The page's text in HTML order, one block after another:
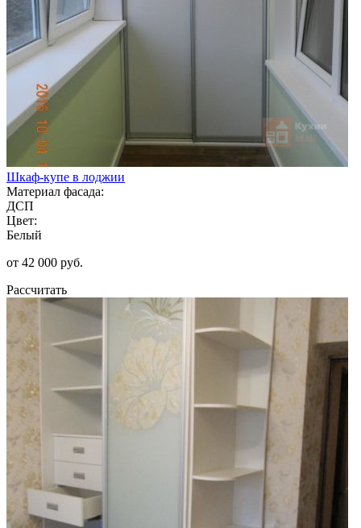
Шкаф-купе в лоджии
Материал фасада:
ДСП
Цвет:
Белый
от 42 000 руб.
Рассчитать